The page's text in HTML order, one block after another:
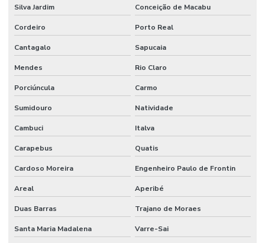
Limpeza De Áreas Industriais
Limpeza De Banheiros Comerciais
Limpeza De Banheiros E Áreas Comuns
Limpeza De Estruturas E Pisos
Limpeza De Estruturas E Pisos Industriais
Limpeza De Estruturas Industriais
Limpeza De Pisos Industriais
Limpeza De Pneus E Equipamentos Industriais
Limpeza De Pós Obra E Conservação
Silva Jardim Conceição de Macabu
Cordeiro Porto Real
Cantagalo Sapucaia
Mendes Rio Claro
Porciúncula Carmo
Sumidouro Natividade
Cambuci Italva
Carapebus Quatis
Cardoso Moreira Engenheiro Paulo de Frontin
Areal Aperibé
Duas Barras Trajano de Moraes
Santa Maria Madalena Varre-Sai